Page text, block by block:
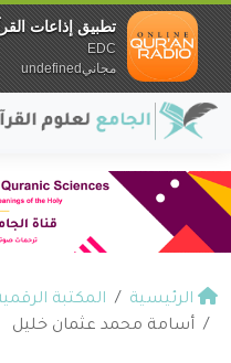
الرئيسية المكتبة
أسامة محمد عثمان خليل
تطبيق إذاعات
EDC
مجانيundefined